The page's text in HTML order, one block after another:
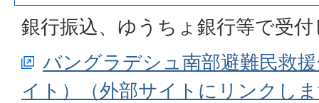
銀行振込、ゆうちょ銀行等で受
バングラデシュ南部避難民救
イト）（外部サイトにリンクし